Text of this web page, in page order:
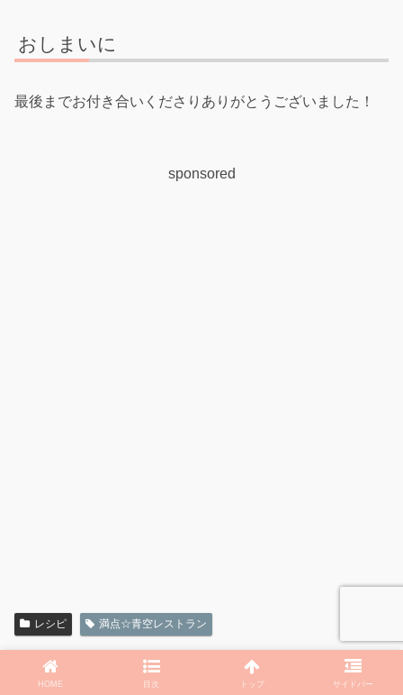
おしまいに
最後までお付き合いくださりありがとうございました！
sponsored
レシピ 満点☆青空レストラン
HOME 目次 トップ サイドバー